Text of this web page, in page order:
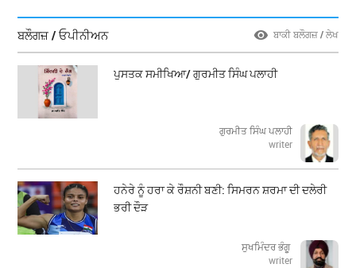
ਬਲੌਗਜ਼ / ਓਪੀਨੀਅਨ ਬਾਕੀ ਬਲੌਗਜ਼ / ਲੇਖ
ਪੁਸਤਕ ਸਮੀਖਿਆ/ ਗੁਰਮੀਤ ਸਿੰਘ ਪਲਾਹੀ
ਗੁਰਮੀਤ ਸਿੰਘ ਪਲਾਹੀ
writer
ਹਨੇਰੇ ਨੂੰ ਹਰਾ ਕੇ ਰੌਸ਼ਨੀ ਬਣੀ: ਸਿਮਰਨ ਸ਼ਰਮਾ ਦੀ ਦਲੇਰੀ
ਭਰੀ ਦੌੜ
ਸੁਖਮਿੰਦਰ ਭੰਗੂ
writer